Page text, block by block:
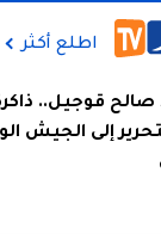
اطلع أكثر
صالح قوجيل..
إلى الجيش